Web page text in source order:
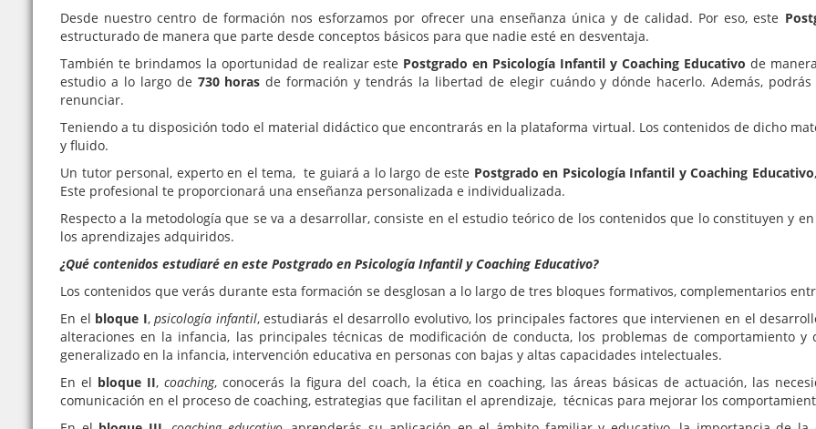
Desde nuestro centro de formación nos esforzamos por ofrecer una enseñanza única y de calidad. Por eso, este
estructurado de manera que parte desde conceptos básicos para que nadie esté en desventaja.
También te brindamos la oportunidad de realizar este Postgrado en Psicología Infantil y Coaching Educativo de manera
estudio a lo largo de 730 horas de formación y tendrás la libertad de elegir cuándo y dónde hacerlo. Además,
renunciar.
Teniendo a tu disposición todo el material didáctico que encontrarás en la plataforma virtual. Los contenidos de dicho
y fluido.
Un tutor personal, experto en el tema, te guiará a lo largo de este Postgrado en Psicología Infantil y Coaching Educativo
Este profesional te proporcionará una enseñanza personalizada e individualizada.
Respecto a la metodología que se va a desarrollar, consiste en el estudio teórico de los contenidos que lo constituyen y
los aprendizajes adquiridos.
¿Qué contenidos estudiaré en este Postgrado en Psicología Infantil y Coaching Educativo?
Los contenidos que verás durante esta formación se desglosan a lo largo de tres bloques formativos, complementarios
En el bloque I,psicología infantil, estudiarás el desarrollo evolutivo, los principales factores que intervienen en el
alteraciones en la infancia, las principales técnicas de modificación de conducta, los problemas de comportamiento
generalizado en la infancia, intervención educativa en personas con bajas y altas capacidades intelectuales.
En el bloque II, coaching, conocerás la figura del coach, la ética en coaching, las áreas básicas de actuación, las
comunicación en el proceso de coaching, estrategias que facilitan el aprendizaje, técnicas para mejorar los